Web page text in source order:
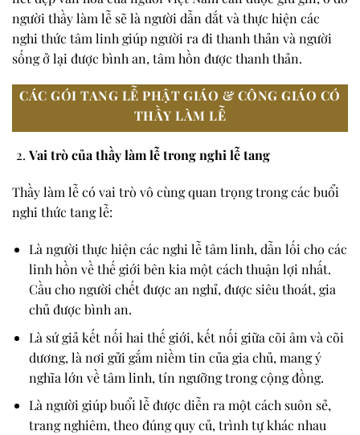
người thầy làm lễ sẽ là người dẫn dắt và thực hiện các
nghi thức tâm linh giúp người ra đi thanh thản và người
sống ở lại được bình an, tâm hồn được thanh thản.
CÁC GÓI TANG LỄ PHẬT GIÁO & CÔNG GIÁO CÓ
THẦY LÀM LỄ
Vai trò của thầy làm lễ trong nghi lễ tang
Thầy làm lễ có vai trò vô cùng quan trọng trong các buổi
nghi thức tang lễ:
Là người thực hiện các nghi lễ tâm linh, dẫn lối cho các
linh hồn về thế giới bên kia một cách thuận lợi nhất.
Cầu cho người chết được an nghỉ, được siêu thoát, gia
chủ được bình an.
Là sứ giả kết nối hai thế giới, kết nối giữa cõi âm và cõi
dương, là nơi gửi gắm niềm tin của gia chủ, mang ý
nghĩa lớn về tâm linh, tín ngưỡng trong cộng đồng.
Là người giúp buổi lễ được diễn ra một cách suôn sẻ,
trang nghiêm, theo đúng quy củ, trình tự khác nhau